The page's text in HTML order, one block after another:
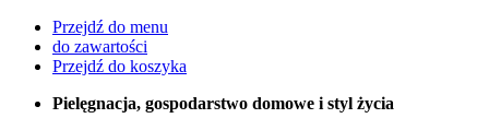
Przejdź do menu
do zawartości
Przejdź do koszyka
Pielęgnacja, gospodarstwo domowe i styl życia